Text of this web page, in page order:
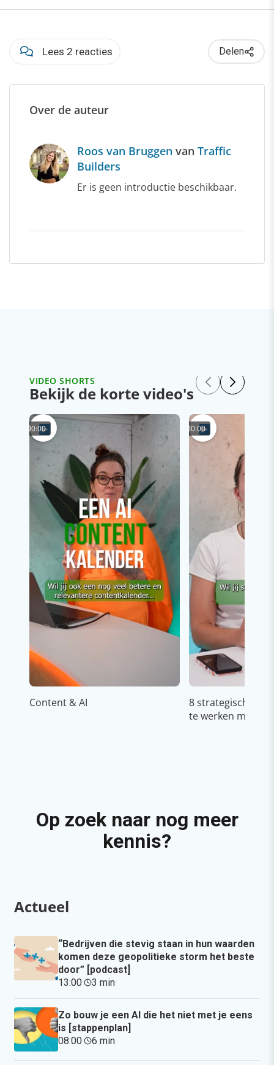
Lees 2 reacties Delen
Over de auteur
Roos van Bruggen van Traffic
Builders
Er is geen introductie beschikbaar.
VIDEO SHORTS
Bekijk de korte video's
00:00
Content & AI
00:00
8 strategische
te werken met
Op zoek naar nog meer
kennis?
Actueel
“Bedrijven die stevig staan in hun waarden
komen deze geopolitieke storm het beste
door” [podcast]
13:00· 3 min·
Zo bouw je een AI die het niet met je eens
is [stappenplan]
08:00· 6 min·